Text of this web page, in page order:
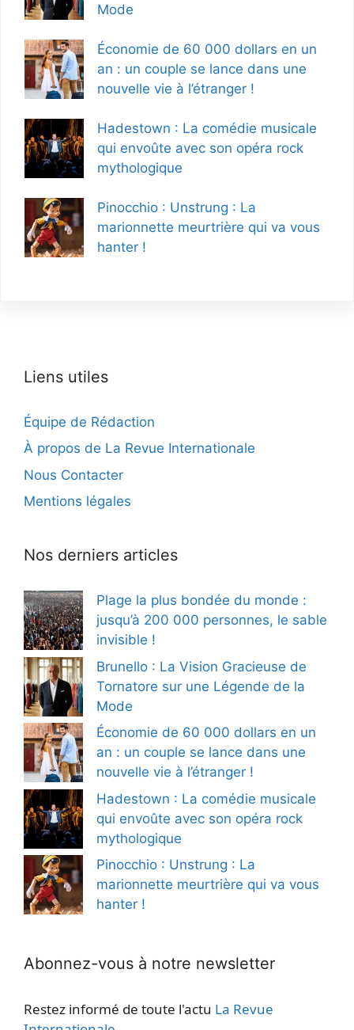
Mode
Économie de 60 000 dollars en un
an : un couple se lance dans une
nouvelle vie à l’étranger !
Hadestown : La comédie musicale
qui envoûte avec son opéra rock
mythologique
Pinocchio : Unstrung : La
marionnette meurtrière qui va vous
hanter !
Liens utiles
Équipe de Rédaction
À propos de La Revue Internationale
Nous Contacter
Mentions légales
Nos derniers articles
Plage la plus bondée du monde :
jusqu’à 200 000 personnes, le sable
invisible !
Brunello : La Vision Gracieuse de
Tornatore sur une Légende de la
Mode
Économie de 60 000 dollars en un
an : un couple se lance dans une
nouvelle vie à l’étranger !
Hadestown : La comédie musicale
qui envoûte avec son opéra rock
mythologique
Pinocchio : Unstrung : La
marionnette meurtrière qui va vous
hanter !
Abonnez-vous à notre newsletter
Restez informé de toute l'actu La Revue